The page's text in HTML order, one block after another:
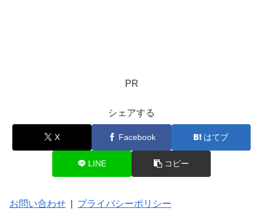
PR
シェアする
X Facebook はてブ
LINE コピー
お問い合わせ プライバシーポリシー